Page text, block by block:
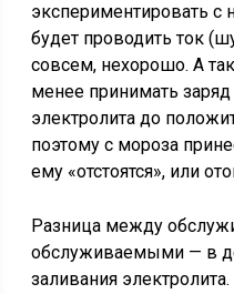
экспериментировать с
будет проводить ток
совсем, нехорошо. А
менее принимать
электролита до
поэтому с мороза
ему «отстоятся», или
Разница между
обслуживаемыми — в
заливания